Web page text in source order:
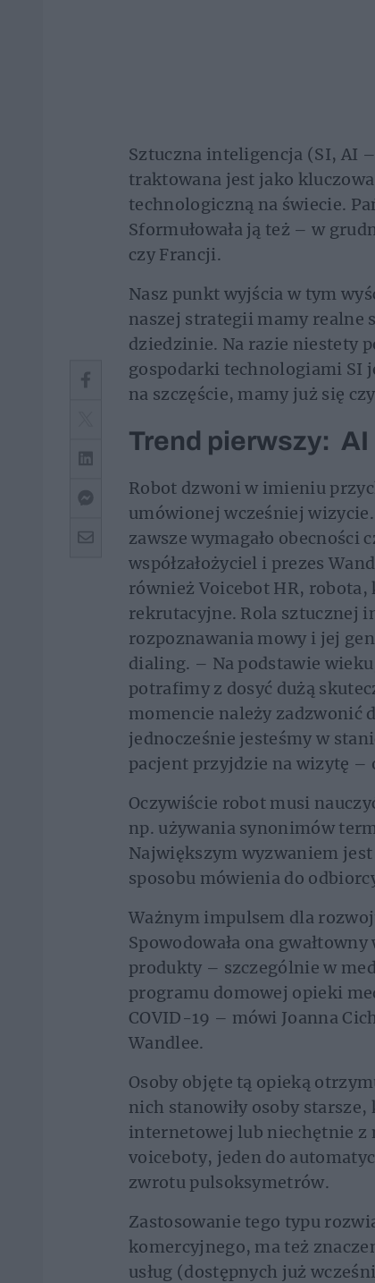
Sztuczna inteligencja (SI, AI
traktowana jest jako
technologiczną na świecie.
Sformułowała ją też – w
czy Francji.
Nasz punkt wyjścia w tym
naszej strategii mamy realne
dziedzinie. Na razie niestety
gospodarki technologiami SI
na szczęście, mamy już się
Trend pierwszy: AI
Robot dzwoni w imieniu
umówionej wcześniej
zawsze wymagało obecności
współzałożyciel i prezes
również Voicebot HR,
rekrutacyjne. Rola sztucznej
rozpoznawania mowy i jej
dialing. – Na podstawie
potrafimy z dosyć dużą
momencie należy zadzwonić
jednocześnie jesteśmy w
pacjent przyjdzie na wizytę –
Oczywiście robot musi
np. używania synonimów
Największym wyzwaniem
sposobu mówienia do
Ważnym impulsem dla
Spowodowała ona
produkty – szczególnie w
programu domowej opieki
COVID-19 – mówi Joanna
Wandlee.
Osoby objęte tą opieką
nich stanowiły osoby
internetowej lub niechętnie z
voiceboty, jeden do
zwrotu pulsoksymetrów.
Zastosowanie tego typu
komercyjnego, ma też
usług (dostępnych już